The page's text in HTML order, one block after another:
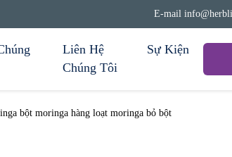
E-mail
Liên Hệ
Chúng Tôi
Sự Kiện
bột moringa hàng loạt moringa bỏ bột